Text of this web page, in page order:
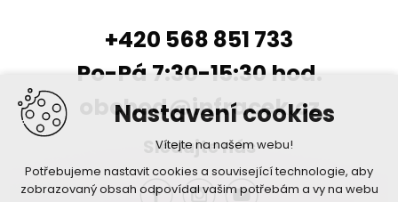
Nastavení cookies
Vítejte na našem webu!
Potřebujeme nastavit cookies a související technologie, aby
zobrazovaný obsah odpovídal vašim potřebám a vy na webu
+420 568 851 733
Po-Pá 7:30-15:30 hod.
obchod@infracek.cz
Sledujte nás